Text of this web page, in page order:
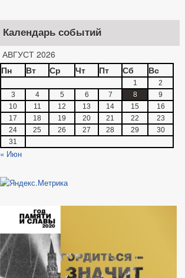
Календарь событий
АВГУСТ 2026
Пн
Вт Ср Чт Пт Сб Вс
1
2
3
4 5 6 7 8
9
10
11 12 13 14 15
16
17
18 19 20 21 22
23
24
25 26 27 28 29
30
31
« Июн